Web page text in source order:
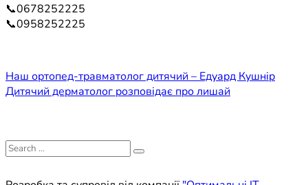
📞0678252225
📞0958252225
Навігація
записів
Наш ортопед-травматолог дитячий – Едуард Кушнір
Дитячий дерматолог розповідає про лишай
Search